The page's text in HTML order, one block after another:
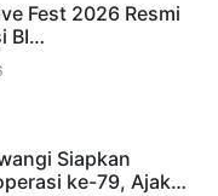
Fest 2026 Resmi
BI…
Siapkan
ke-79, Ajak…